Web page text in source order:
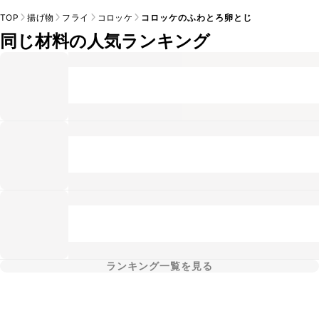
TOP 揚げ物 フライ コロッケ コロッケのふわとろ卵とじ
同じ材料の人気ランキング
ランキング一覧を見る